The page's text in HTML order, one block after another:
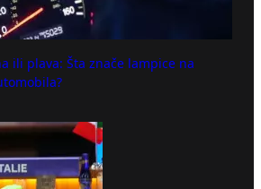
ili plava: Šta znače lampice na